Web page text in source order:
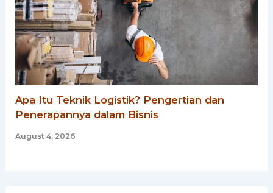
Apa Itu Teknik Logistik? Pengertian dan
Penerapannya dalam Bisnis
August 4, 2026